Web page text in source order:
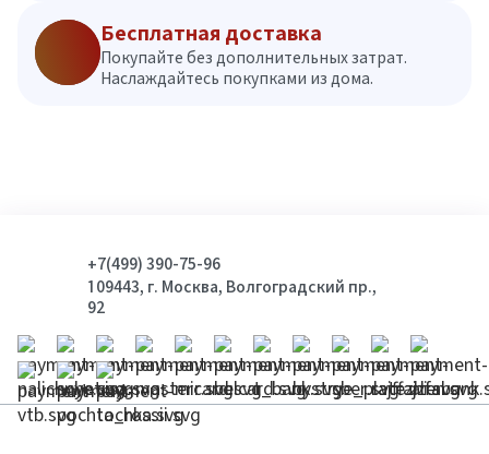
Бесплатная доставка
Покупайте без дополнительных затрат.
Наслаждайтесь покупками из дома.
+7(499) 390-75-96
109443, г. Москва, Волгоградский пр.,
92